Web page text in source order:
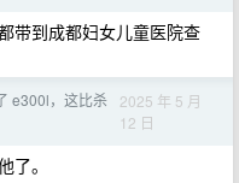
带到成都妇女儿童医院查
e300l，这比杀
2025 年 5 月
12 日
了。